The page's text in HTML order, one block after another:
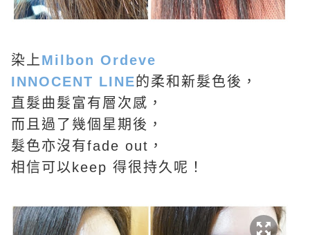
染上 Milbon Ordeve
INNOCENT LINE的柔和新髮色後，
直髮曲髮富有層次感，
而且過了幾個星期後，
髮色亦沒有fade out，
相信可以keep 得很持久呢！